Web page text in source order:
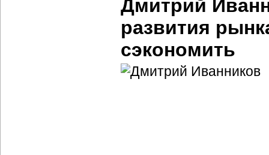
Дмитрий
развития
сэкономить